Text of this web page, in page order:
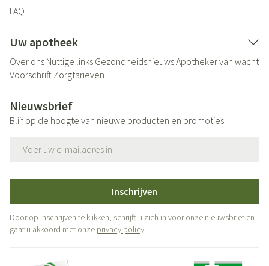
FAQ
Uw apotheek
Over ons Nuttige links GezondheidsnieuwsApotheker van wacht
Voorschrift Zorgtarieven
Nieuwsbrief
Blijf op de hoogte van nieuwe producten en promoties
Inschrijven
Door op inschrijven te klikken, schrijft u zich in voor onze nieuwsbrief en
gaat u akkoord met onze privacy policy.